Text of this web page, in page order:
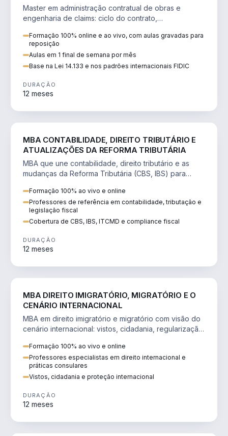
Master em administração contratual de obras e
engenharia de claims: ciclo do contrato,
Formação 100% online e ao vivo, com aulas gravadas para
reposição
Aulas em 1 final de semana por mês
Base na Lei 14.133 e nos padrões internacionais FIDIC
DURAÇÃO
12 meses
MBA CONTABILIDADE, DIREITO TRIBUTÁRIO E
ATUALIZAÇÕES DA REFORMA TRIBUTÁRIA
MBA que une contabilidade, direito tributário e as
mudanças da Reforma Tributária (CBS, IBS) para
Formação 100% ao vivo e online
Professores de referência em contabilidade, tributação e
legislação fiscal
Cobertura de CBS, IBS, ITCMD e compliance fiscal
DURAÇÃO
12 meses
MBA DIREITO IMIGRATÓRIO, MIGRATÓRIO E O
CENÁRIO INTERNACIONAL
MBA em direito imigratório e migratório com visão do
cenário internacional: vistos, cidadania, regularização
Formação 100% ao vivo e online
Professores especialistas em direito internacional e
práticas consulares
Vistos, cidadania e proteção internacional
DURAÇÃO
12 meses